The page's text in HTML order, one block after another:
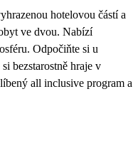
hotelovou částí a
ve dvou. Nabízí
Odpočiňte si u
bezstarostně hraje v
all inclusive program a